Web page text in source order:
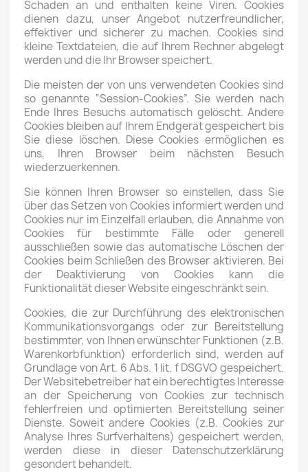
Schaden an und enthalten keine Viren. Cookies
dienen dazu, unser Angebot nutzerfreundlicher,
effektiver und sicherer zu machen. Cookies sind
kleine Textdateien, die auf Ihrem Rechner abgelegt
werden und die Ihr Browser speichert.
Die meisten der von uns verwendeten Cookies sind
so genannte “Session-Cookies”. Sie werden nach
Ende Ihres Besuchs automatisch gelöscht. Andere
Cookies bleiben auf Ihrem Endgerät gespeichert bis
Sie diese löschen. Diese Cookies ermöglichen es
uns, Ihren Browser beim nächsten Besuch
wiederzuerkennen.
Sie können Ihren Browser so einstellen, dass Sie
über das Setzen von Cookies informiert werden und
Cookies nur im Einzelfall erlauben, die Annahme von
Cookies für bestimmte Fälle oder generell
ausschließen sowie das automatische Löschen der
Cookies beim Schließen des Browser aktivieren. Bei
der Deaktivierung von Cookies kann die
Funktionalität dieser Website eingeschränkt sein.
Cookies, die zur Durchführung des elektronischen
Kommunikationsvorgangs oder zur Bereitstellung
bestimmter, von Ihnen erwünschter Funktionen (z.B.
Warenkorbfunktion) erforderlich sind, werden auf
Grundlage von Art. 6 Abs. 1 lit. f DSGVO gespeichert.
Der Websitebetreiber hat ein berechtigtes Interesse
an der Speicherung von Cookies zur technisch
fehlerfreien und optimierten Bereitstellung seiner
Dienste. Soweit andere Cookies (z.B. Cookies zur
Analyse Ihres Surfverhaltens) gespeichert werden,
werden diese in dieser Datenschutzerklärung
gesondert behandelt.